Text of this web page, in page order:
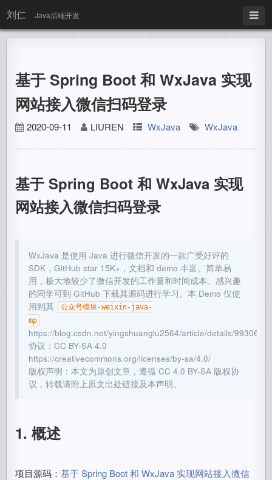
刘仁 Java后端开发
基于 Spring Boot 和 WxJava 实现
网站接入微信扫码登录
2020-09-11 LIUREN WxJava WxJava
基于 Spring Boot 和 WxJava 实现
网站接入微信扫码登录
WxJava 是使用 Java 进行微信开发的一款广受好评的
SDK，GitHub star 15K+，文档和 demo 丰富。简单易
用，极大地较少了微信开发的工作量和时间成本。感兴趣
的同学可到 GitHub 下载其源码进行学习。本 Demo 仅使
用到其
公众号模块-weixin-java-
mp
https://blog.csdn.net/yingshuanglu2564/article/details/
协议：CC BY-SA 4.0
https://creativecommons.org/licenses/by-sa/4.0/
版权声明：本文为原创文章，遵循 CC 4.0 BY-SA 版权协
议，转载请附上原文出处链接及本声明。
1. 概述
项目源码：基于 Spring Boot 和 WxJava 实现网站接入微信